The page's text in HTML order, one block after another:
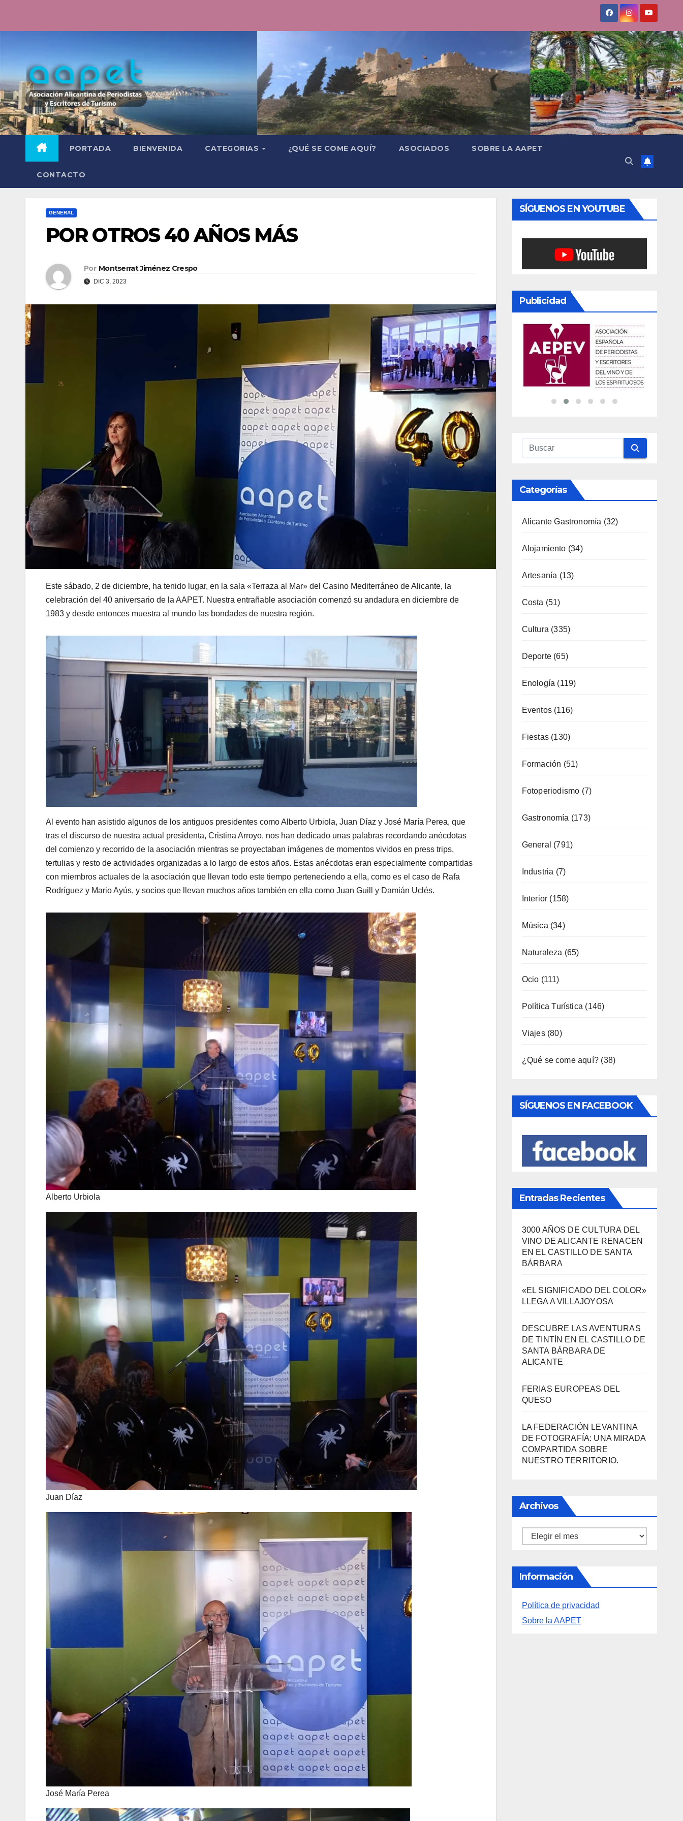
PORTADA BIENVENIDA CATEGORIAS ¿QUÉ SE COME AQUÍ? ASOCIADOS SOBRE LA AAPET
CONTACTO
GENERAL
POR OTROS 40 AÑOS MÁS
Por Montserrat Jiménez Crespo
DIC 3, 2023
Este sábado, 2 de diciembre, ha tenido lugar, en la sala «Terraza al Mar» del Casino Mediterráneo de Alicante, la
celebración del 40 aniversario de la AAPET. Nuestra entrañable asociación comenzó su andadura en diciembre de
1983 y desde entonces muestra al mundo las bondades de nuestra región.
Al evento han asistido algunos de los antiguos presidentes como Alberto Urbiola, Juan Díaz y José María Perea, que
tras el discurso de nuestra actual presidenta, Cristina Arroyo, nos han dedicado unas palabras recordando anécdotas
del comienzo y recorrido de la asociación mientras se proyectaban imágenes de momentos vividos en press trips,
tertulias y resto de actividades organizadas a lo largo de estos años. Estas anécdotas eran especialmente compartidas
con miembros actuales de la asociación que llevan todo este tiempo perteneciendo a ella, como es el caso de Rafa
Rodríguez y Mario Ayús, y socios que llevan muchos años también en ella como Juan Guill y Damián Uclés.
Alberto Urbiola
Juan Díaz
José María Perea
SÍGUENOS EN YOUTUBE
Publicidad
Categorías
Alicante Gastronomía
Alojamiento
Artesanía(13)
Costa (51)
Cultura(335)
Deporte(65)
Enología(119)
Eventos(116)
Fiestas(130)
Formación(51)
Fotoperiodismo
Gastronomía
General(791)
Industria(7)
Interior(158)
Música(34)
Naturaleza(65)
Ocio(111)
Política Turística(146)
¿Qué se come aquí?(38)
SÍGUENOS EN FACEBOOK
Entradas Recientes
3000 AÑOS DE CULTURA DEL
VINO DE ALICANTE RENACEN
«EL SIGNIFICADO DEL COLOR»
LLEGA A VILLAJOYOSA
DESCUBRE LAS AVENTURAS
DE TINTÍN EN EL CASTILLO DE
SANTA BÁRBARA DE
FERIAS EUROPEAS DEL
QUESO
DE FOTOGRAFÍA: UNA MIRADA
COMPARTIDA SOBRE
NUESTRO TERRITORIO.
Archivos